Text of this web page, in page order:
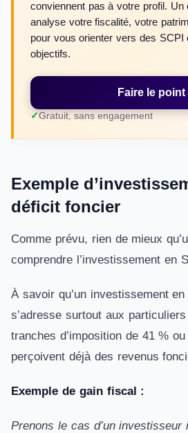
conviennent pas à votre profil. Un
analyse votre fiscalité, votre
pour vous orienter vers des SCPI
objectifs.
Faire le point
Gratuit, sans engagement
Exemple
déficit foncier
Comme prévu, rien de mieux
comprendre l’investissement en
À savoir qu’un investissement
s’adresse surtout aux
tranches d’imposition de 41 %
perçoivent déjà des revenus
Exemple de gain fiscal :
Prenons le cas d’un